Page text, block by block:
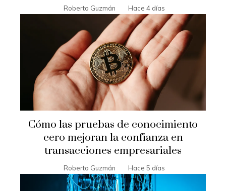
Roberto Guzmán Hace 4 días
Cómo las pruebas de conocimiento
cero mejoran la confianza en
transacciones empresariales
Roberto Guzmán Hace 5 días